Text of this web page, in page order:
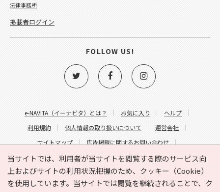
当サイトでは、利用者が当サイトを閲覧する際のサービス向
上およびサイトの利用状況把握のため、クッキー（Cookie）
を使用しています。当サイトでは閲覧を継続されることで、ク
e-NAVITA（イーナビタ）とは？ お気に入り
ヘルプ
利用規約
個人情報の取り扱いについて
運営会社
サイトマップ
広告掲載に関するお問い合わせ
サイトの内容に関するお問い合わせ
法律事務所
掲載者ログイン
FOLLOW US!